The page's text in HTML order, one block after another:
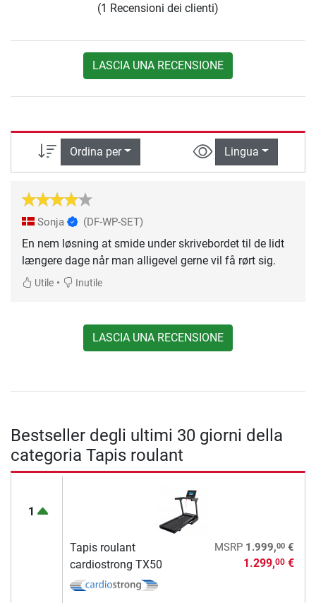
(1 Recensioni dei clienti)
LASCIA UNA RECENSIONE
Ordina per Lingua
Sonja (DF-WP-SET)
En nem løsning at smide under skrivebordet til de lidt
længere dage når man alligevel gerne vil få rørt sig.
Utile • Inutile
LASCIA UNA RECENSIONE
Bestseller degli ultimi 30 giorni della
categoria Tapis roulant
1
Tapis roulant
cardiostrong TX50
MSRP 1.999,00€
1.299,00€